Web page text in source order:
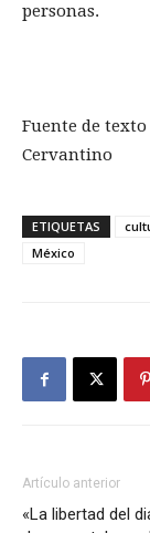
personas.
Fuente de
Cervantino
ETIQUETAS
México
Artículo anterior
«La libertad del